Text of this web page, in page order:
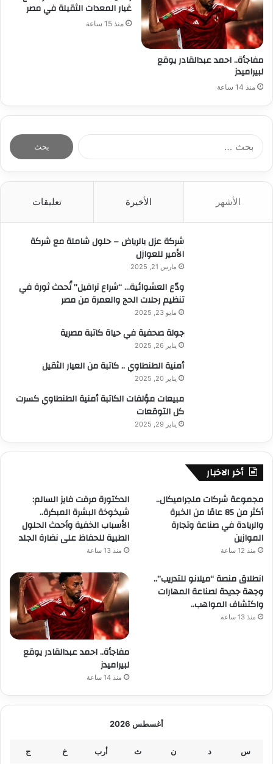
مفاجأة.. احمد عبدالقادر يوقع
لبيراميدز
منذ 14 ساعة
غيار المعدات الثقيلة في مصر
منذ 15 ساعة
الأشهر الأخيرة تعليقات
شركة عزل بالرياض – حلول شاملة مع شركة
الأمير للعوازل
مارس 21, 2025
ودّع العشوائية… “شراع ترافيل” تُحدث ثورة في
تنظيم رحلات الحج والعمرة من مصر
مايو 23, 2025
جولة صحفية في حياة كاتبة مصرية
يناير 26, 2025
أمنية الطنطاوي .. كاتبة من العيار الثقيل
يناير 20, 2025
مبيعات مؤلفات الكاتبة أمنية الطنطاوي كسرت
كل التوقعات
يناير 29, 2025
أخر الاخبار
مجموعة شركات ملجراميكال..
أكثر من 85 عامًا من الخبرة
والريادة في صناعة وتجارة
الموازين
منذ 12 ساعة
الدكتورة مرفت فايز السالم:
شيخوخة البشرة المبكرة..
الأسباب الخفية وأحدث الحلول
الطبية للحفاظ على نضارة الجلد
منذ 13 ساعة
انطلاق منصة “ميلانو للتدريب”..
وجهة جديدة لصناعة المهارات
واكتشاف المواهب..
منذ 13 ساعة
مفاجأة.. احمد عبدالقادر يوقع
لبيراميدز
منذ 14 ساعة
أغسطس 2026
س د ن ث أرب خ ج